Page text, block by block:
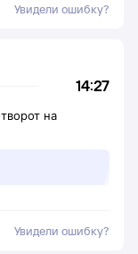
Увидели ошибку?
14:27
на
Увидели ошибку?